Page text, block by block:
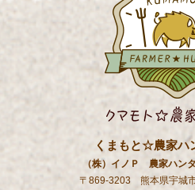
くまもと☆農家ハ
（株）イノＰ 農家ハン
〒869-3203 熊本県宇城